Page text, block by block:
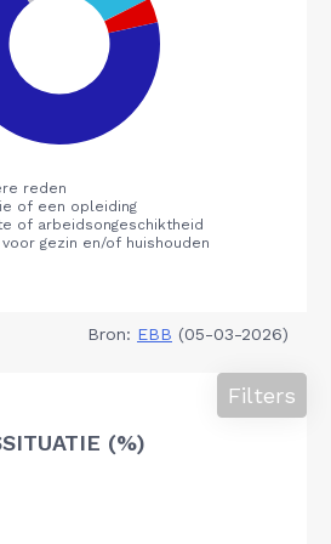
Bron: EBB (05-03-2026)
(%)
Filters